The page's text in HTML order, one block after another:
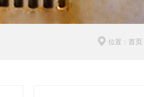
位置： 首页